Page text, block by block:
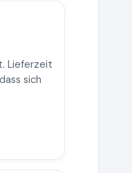
Lieferzeit
sich